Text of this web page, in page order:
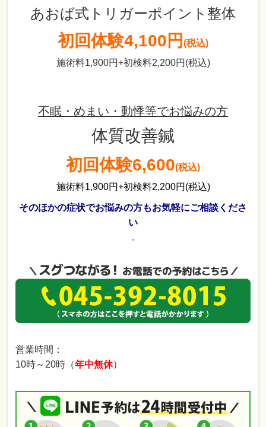
あおば式トリガーポイント整体
初回体験4,100円 (税込)
施術料1,900円+初検料2,200円(税込)
不眠・めまい・動悸等でお悩みの方
体質改善鍼
初回体験6,600(税込)
施術料1,900円+初検料2,200円(税込)
そのほかの症状でお悩みの方もお気軽にご相談くださ
い
.
営業時間：
10時～20時（年中無休）